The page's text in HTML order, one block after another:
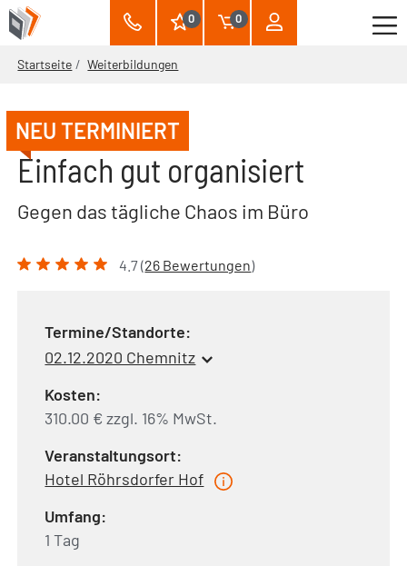
0 0
Startseite Weiterbildungen
NEU TERMINIERT
Einfach gut organisiert
Gegen das tägliche Chaos im Büro
4.7 (26 Bewertungen)
Termine/Standorte:
02.12.2020 Chemnitz
Kosten:
310.00 € zzgl. 16% MwSt.
Veranstaltungsort:
Hotel Röhrsdorfer Hof
Umfang:
1 Tag